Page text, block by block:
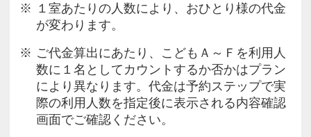
１室あたりの人数により、おひとり様の代金
が変わります。
ご代金算出にあたり、こどもＡ～Ｆを利用人
数に１名としてカウントするか否かはプラン
により異なります。代金は予約ステップで実
際の利用人数を指定後に表示される内容確認
画面でご確認ください。